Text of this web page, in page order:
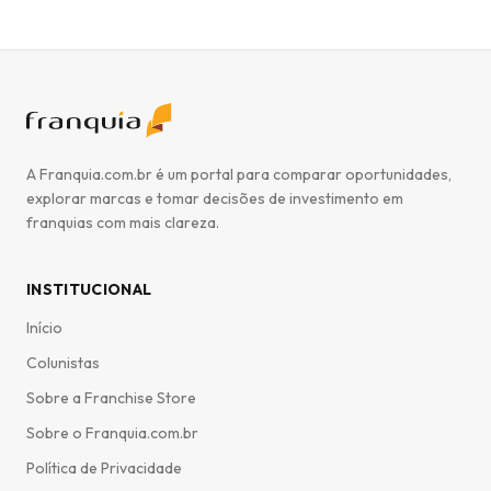
comercial. A oportunidade de investimento é validada pela
longevidade da marca e sua expansão planejada no
rentabilidade seguro e alinhado à solidez de uma empresa
com mais de um século de atuação.
A Franquia.com.br é um portal para comparar oportunidades,
explorar marcas e tomar decisões de investimento em
franquias com mais clareza.
INSTITUCIONAL
Início
Colunistas
Sobre a Franchise Store
Sobre o Franquia.com.br
Política de Privacidade